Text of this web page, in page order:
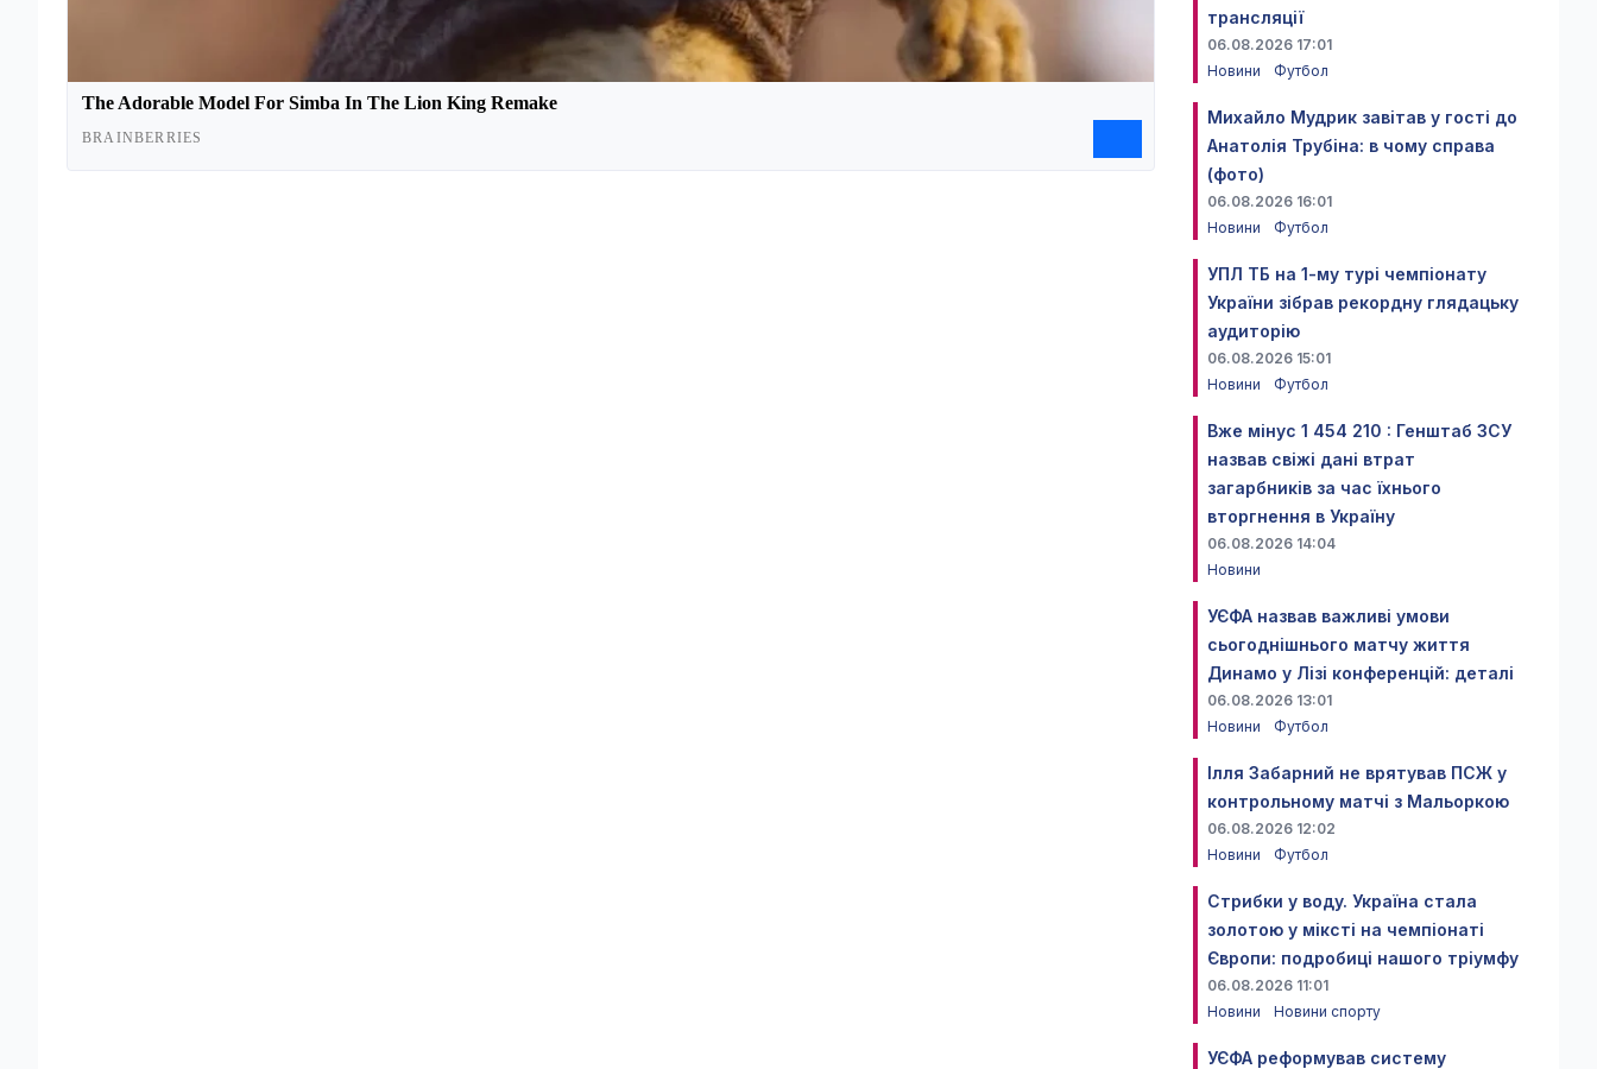
трансляції
06.08.2026 17:01
Новини
Футбол
Михайло Мудрик завітав у гості до
Анатолія Трубіна: в чому справа
(фото)
06.08.2026 16:01
Новини
Футбол
УПЛ ТБ на 1-му турі чемпіонату
України зібрав рекордну глядацьку
аудиторію
06.08.2026 15:01
Новини
Футбол
Вже мінус 1 454 210 : Генштаб ЗСУ
назвав свіжі дані втрат
загарбників за час їхнього
вторгнення в Україну
06.08.2026 14:04
Новини
УЄФА назвав важливі умови
сьогоднішнього матчу життя
Динамо у Лізі конференцій: деталі
06.08.2026 13:01
Новини
Футбол
Ілля Забарний не врятував ПСЖ у
контрольному матчі з Мальоркою
06.08.2026 12:02
Новини
Футбол
Стрибки у воду. Україна стала
золотою у міксті на чемпіонаті
Європи: подробиці нашого тріумфу
06.08.2026 11:01
Новини
Новини спорту
УЄФА реформував систему